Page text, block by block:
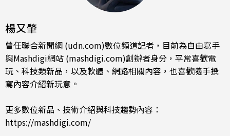
楊又肇
曾任聯合新聞網 (udn.com)數位頻道記者，目前為自由寫手
與Mashdigi網站 (mashdigi.com)創辦者身分，平常喜歡電
玩、科技類新品，以及軟體、網路相關內容，也喜歡隨手撰
寫內容介紹新玩意。
更多數位新品、技術介紹與科技趨勢內容：
https://mashdigi.com/